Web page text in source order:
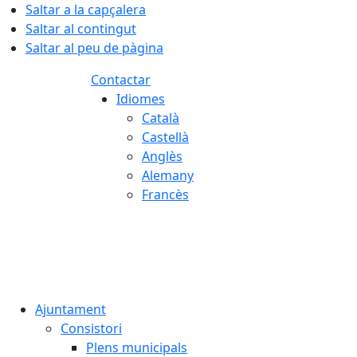
Saltar a la capçalera
Saltar al contingut
Saltar al peu de pàgina
Contactar
Idiomes
Català
Castellà
Anglès
Alemany
Francès
Ajuntament
Consistori
Plens municipals